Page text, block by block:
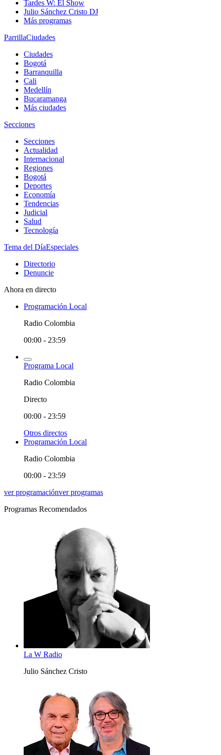
Tardes W: El Show
Julio Sánchez Cristo DJ
Más programas
ParrillaCiudades
Ciudades
Bogotá
Barranquilla
Cali
Medellín
Bucaramanga
Más ciudades
Secciones
Secciones
Actualidad
Internacional
Regiones
Bogotá
Deportes
Economía
Tendencias
Judicial
Salud
Tecnología
Tema del DíaEspeciales
Directorio
Denuncie
Ahora en directo
Programación Local
Radio Colombia
00:00 - 23:59
Programa Local
Radio Colombia
Directo
00:00 - 23:59
Otros directos
Programación Local
Radio Colombia
00:00 - 23:59
ver programaciónver programas
Programas Recomendados
La W Radio
Julio Sánchez Cristo